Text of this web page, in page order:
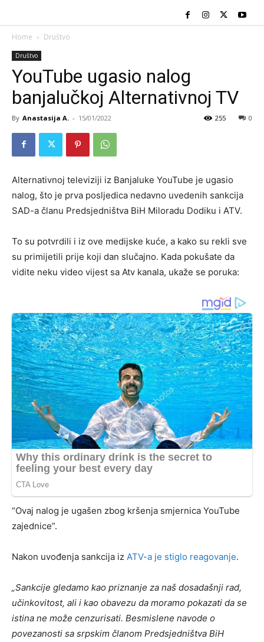
Home Društvo
Društvo
YouTube ugasio nalog
banjalučkoj Alternativnoj TV
By Anastasija A. - 15/01/2022 0
255
Alternativnoj televiziji iz Banjaluke YouTube je ugasio
nalog, što je prva posljedica nedavno uvedenih sankcija
SAD-a članu Predsjedništva BiH Miloradu Dodiku i ATV.
To su potvrdili i iz ove medijske kuće, a kako su rekli sve
su primijetili prije koji dan slučajno. Kada pokušate da
vidite neku video vijest sa Atv kanala, ukaže se poruka:
“Ovaj nalog je ugašen zbog kršenja smjernica YouTube
zajednice”.
Nakon uvođenja sankcija iz ATV-a je stiglo reagovanje.
„Sankcije gledamo kao priznanje za naš dosadašnji rad,
učinkovitost, ali i kao obavezu da moramo pokazati da se
istina ne može cenzurisati. Besmislene navode o
povezanosti sa srpskim članom Predsjedništva BiH